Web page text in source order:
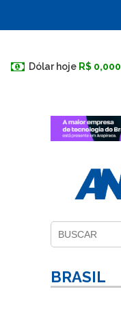
Dólar hoje R$ 0,000
BRASIL